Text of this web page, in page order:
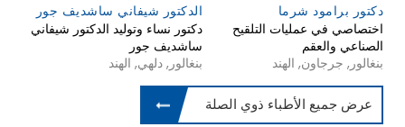
دكتور برامود شرما
اختصاصي في عمليات التلقيح
الصناعي والعقم
بنغالور, جرجاون, الهند
الدكتور شيفاني ساشديف جور
دكتور نساء وتوليد الدكتور شيفاني
ساشديف جور
بنغالور, دلهي, الهند
عرض جميع الأطباء ذوي الصلة